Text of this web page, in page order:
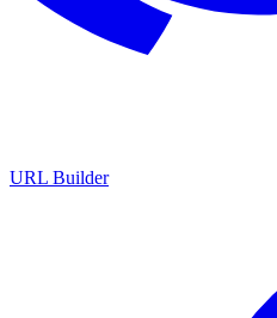
URL Builder